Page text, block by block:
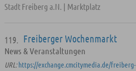
Stadt Freiberg a.N. | Marktplatz
119. Freiberger Wochenmarkt
News & Veranstaltungen
URL: https://exchange.cmcitymedia.de/freiberg-